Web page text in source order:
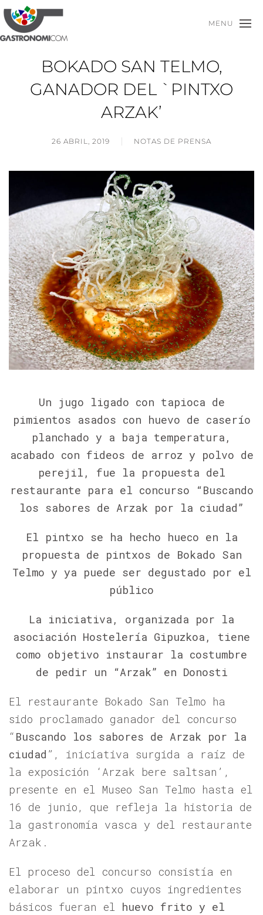
MENU
BOKADO SAN TELMO,
GANADOR DEL `PINTXO
ARZAK’
26 ABRIL, 2019 NOTAS DE PRENSA
Un jugo ligado con tapioca de
pimientos asados con huevo de caserío
planchado y a baja temperatura,
acabado con fideos de arroz y polvo de
perejil, fue la propuesta del
restaurante para el concurso “Buscando
los sabores de Arzak por la ciudad”
El pintxo se ha hecho hueco en la
propuesta de pintxos de Bokado San
Telmo y ya puede ser degustado por el
público
La iniciativa, organizada por la
asociación Hostelería Gipuzkoa, tiene
como objetivo instaurar la costumbre
de pedir un “Arzak” en Donosti
El restaurante Bokado San Telmo ha
sido proclamado ganador del concurso
“ Buscando los sabores de Arzak por la
ciudad ”, iniciativa surgida a raíz de
la exposición ‘Arzak bere saltsan’,
presente en el Museo San Telmo hasta el
16 de junio, que refleja la historia de
la gastronomía vasca y del restaurante
Arzak.
El proceso del concurso consistía en
elaborar un pintxo cuyos ingredientes
básicos fueran el huevo frito y el